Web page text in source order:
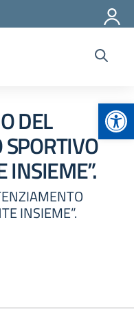
DEL
INSIEME”.
INSIEME”.